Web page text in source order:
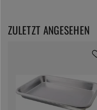
ZULETZT ANGESEHEN